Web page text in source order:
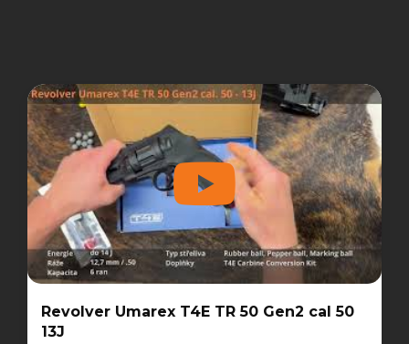
Revolver Umarex T4E TR 50 Gen2 cal 50
13J